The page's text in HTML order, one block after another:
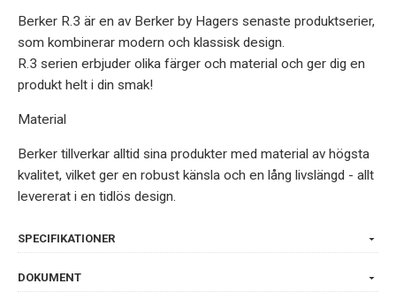
Berker R.3 är en av Berker by Hagers senaste produktserier,
som kombinerar modern och klassisk design.
R.3 serien erbjuder olika färger och material och ger dig en
produkt helt i din smak!
Material
Berker tillverkar alltid sina produkter med material av högsta
kvalitet, vilket ger en robust känsla och en lång livslängd - allt
levererat i en tidlös design.
SPECIFIKATIONER
DOKUMENT